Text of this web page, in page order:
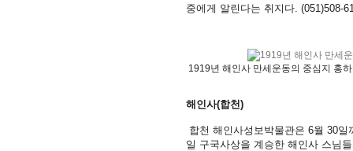
중에게 알린다는 취지다. (051)508-
1919년 해인사 만세운동의 중심지 홍
해인사(합천)
합천 해인사성보박물관은 6월 30
일 구국사상을 계승한 해인사 스님